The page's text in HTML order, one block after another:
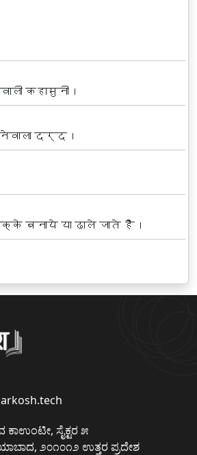
कहासुनी।
दर्द।
बनाये या ढाले जाते हैं।
ಸೈಕ್ಟರ ೫
೨೦೧೦೧೨ ಉತ್ತರ ಪ್ರದೇಶ